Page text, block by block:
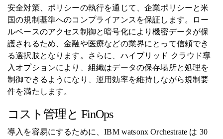
安全対策、ポリシーの執行を通じて、企業ポリシーと米
国の規制基準へのコンプライアンスを保証します。ロー
ルベースのアクセス制御と暗号化により機密データが保
護されるため、金融や医療などの業界にとって信頼でき
る選択肢となります。さらに、ハイブリッド クラウド導
入オプションにより、組織はデータの保存場所と処理を
制御できるようになり、運用効率を維持しながら規制要
件を満たします。
コスト管理と FinOps
導入を容易にするために、IBM watsonx Orchestrate は 30